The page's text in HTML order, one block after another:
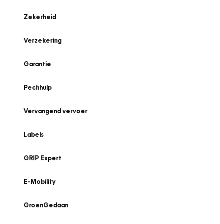
Zekerheid
Verzekering
Garantie
Pechhulp
Vervangend vervoer
Labels
GRIP Expert
E-Mobility
GroenGedaan